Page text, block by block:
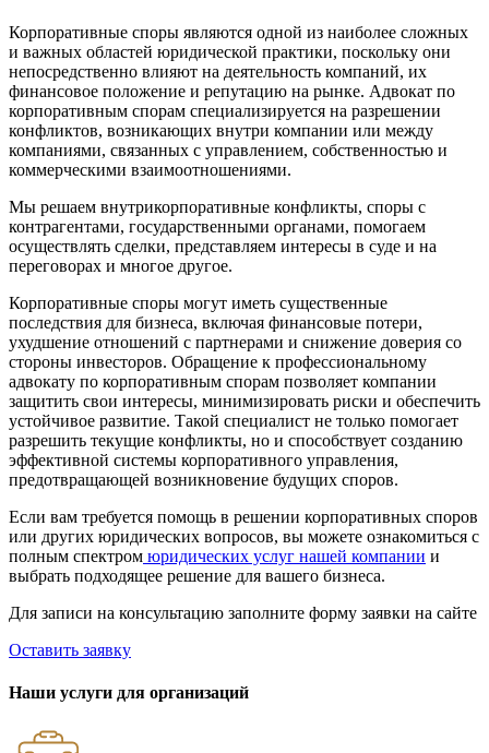
Корпоративные споры являются одной из наиболее сложных
и важных областей юридической практики, поскольку они
непосредственно влияют на деятельность компаний, их
финансовое положение и репутацию на рынке. Адвокат по
корпоративным спорам специализируется на разрешении
конфликтов, возникающих внутри компании или между
компаниями, связанных с управлением, собственностью и
коммерческими взаимоотношениями.
Мы решаем внутрикорпоративные конфликты, споры с
контрагентами, государственными органами, помогаем
осуществлять сделки, представляем интересы в суде и на
переговорах и многое другое.
Корпоративные споры могут иметь существенные
последствия для бизнеса, включая финансовые потери,
ухудшение отношений с партнерами и снижение доверия со
стороны инвесторов. Обращение к профессиональному
адвокату по корпоративным спорам позволяет компании
защитить свои интересы, минимизировать риски и обеспечить
устойчивое развитие. Такой специалист не только помогает
разрешить текущие конфликты, но и способствует созданию
эффективной системы корпоративного управления,
предотвращающей возникновение будущих споров.
Если вам требуется помощь в решении корпоративных споров
или других юридических вопросов, вы можете ознакомиться с
полным спектром юридических услуг нашей компании и
выбрать подходящее решение для вашего бизнеса.
Для записи на консультацию заполните форму заявки на сайте
Оставить заявку
Наши услуги для организаций